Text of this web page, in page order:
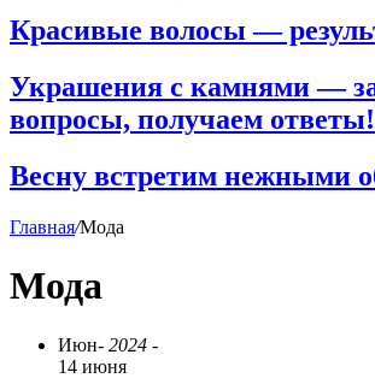
Красивые волосы —
Украшения с камнями —
вопросы, получаем ответы!
Весну встретим нежными
Главная/Мода
Мода
Июн- 2024 -
14 июня